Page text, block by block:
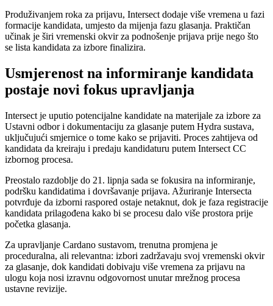
Produživanjem roka za prijavu, Intersect dodaje više vremena u fazi
formacije kandidata, umjesto da mijenja fazu glasanja. Praktičan
učinak je širi vremenski okvir za podnošenje prijava prije nego što
se lista kandidata za izbore finalizira.
Usmjerenost na informiranje kandidata
postaje novi fokus upravljanja
Intersect je uputio potencijalne kandidate na materijale za izbore za
Ustavni odbor i dokumentaciju za glasanje putem Hydra sustava,
uključujući smjernice o tome kako se prijaviti. Proces zahtijeva od
kandidata da kreiraju i predaju kandidaturu putem Intersect CC
izbornog procesa.
Preostalo razdoblje do 21. lipnja sada se fokusira na informiranje,
podršku kandidatima i dovršavanje prijava. Ažuriranje Intersecta
potvrđuje da izborni raspored ostaje netaknut, dok je faza registracije
kandidata prilagođena kako bi se procesu dalo više prostora prije
početka glasanja.
Za upravljanje Cardano sustavom, trenutna promjena je
proceduralna, ali relevantna: izbori zadržavaju svoj vremenski okvir
za glasanje, dok kandidati dobivaju više vremena za prijavu na
ulogu koja nosi izravnu odgovornost unutar mrežnog procesa
ustavne revizije.